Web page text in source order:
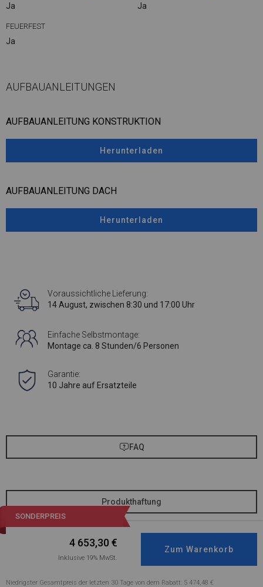
Ja Ja
FEUERFEST
Ja
AUFBAUANLEITUNGEN
AUFBAUANLEITUNG KONSTRUKTION
Herunterladen
AUFBAUANLEITUNG DACH
Herunterladen
Voraussichtliche Lieferung:
14 August, zwischen 8:30 und 17:00 Uhr
Einfache Selbstmontage:
Montage ca. 8 Stunden/6 Personen
Garantie:
10 Jahre auf Ersatzteile
FAQ
Produkthaftung
SONDERPREIS
4 653,30€
Inklusive 19% MwSt.
Niedrigster Gesamtpreis der letzten 30 Tage von dem Rabatt: 5 474,48 €